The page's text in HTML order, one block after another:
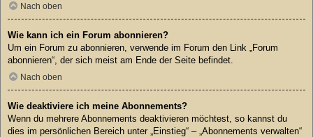
Nach oben
Wie kann ich ein Forum abonnieren?
Um ein Forum zu abonnieren, verwende im Forum den Link „Forum
abonnieren“, der sich meist am Ende der Seite befindet.
Nach oben
Wie deaktiviere ich meine Abonnements?
Wenn du mehrere Abonnements deaktivieren möchtest, so kannst du
dies im persönlichen Bereich unter „Einstieg“ – „Abonnements verwalten“